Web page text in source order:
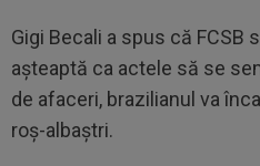
Gigi Becali a spus că FCSB
așteaptă ca actele să se
de afaceri, brazilianul va
roș-albaștri.